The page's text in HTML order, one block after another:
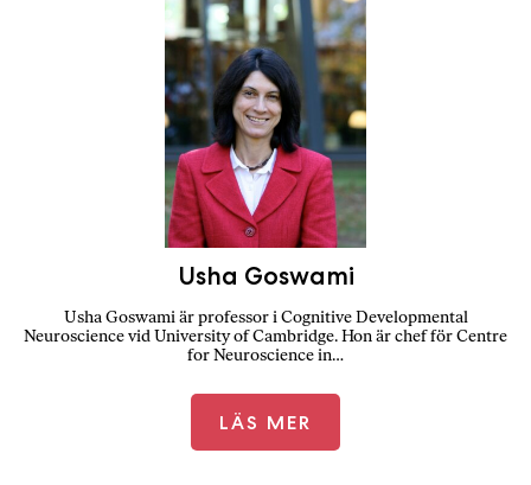
Usha Goswami
Usha Goswami är professor i Cognitive Developmental
Neuroscience vid University of Cambridge. Hon är chef för Centre
for Neuroscience in…
LÄS MER